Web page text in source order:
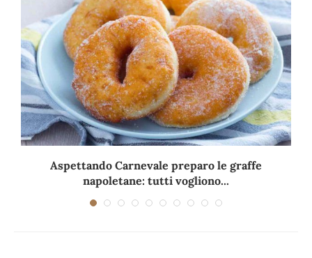
Aspettando Carnevale preparo le graffe
napoletane: tutti vogliono...